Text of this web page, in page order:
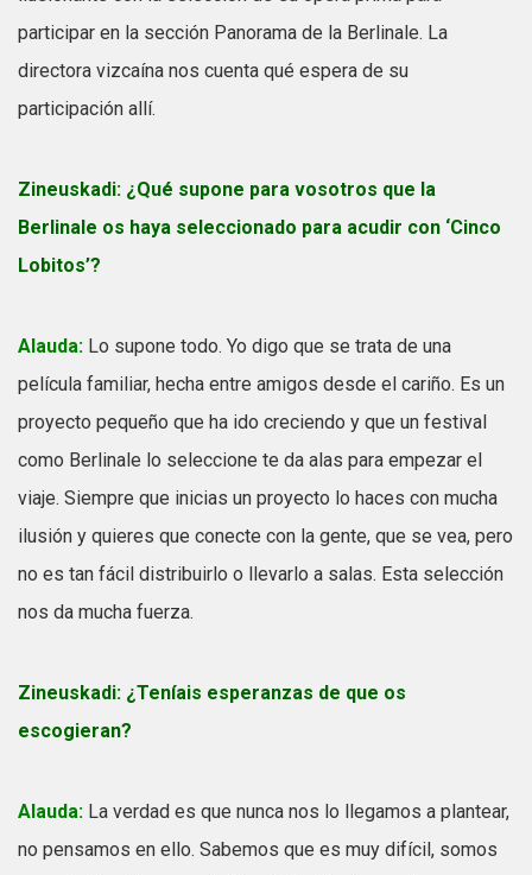
participar en la sección Panorama de la Berlinale. La
directora vizcaína nos cuenta qué espera de su
participación allí.
Zineuskadi: ¿Qué supone para vosotros que la
Berlinale os haya seleccionado para acudir con ‘Cinco
Lobitos’?
Alauda: Lo supone todo. Yo digo que se trata de una
película familiar, hecha entre amigos desde el cariño. Es un
proyecto pequeño que ha ido creciendo y que un festival
como Berlinale lo seleccione te da alas para empezar el
viaje. Siempre que inicias un proyecto lo haces con mucha
ilusión y quieres que conecte con la gente, que se vea, pero
no es tan fácil distribuirlo o llevarlo a salas. Esta selección
nos da mucha fuerza.
Zineuskadi: ¿Teníais esperanzas de que os
escogieran?
Alauda: La verdad es que nunca nos lo llegamos a plantear,
no pensamos en ello. Sabemos que es muy difícil, somos